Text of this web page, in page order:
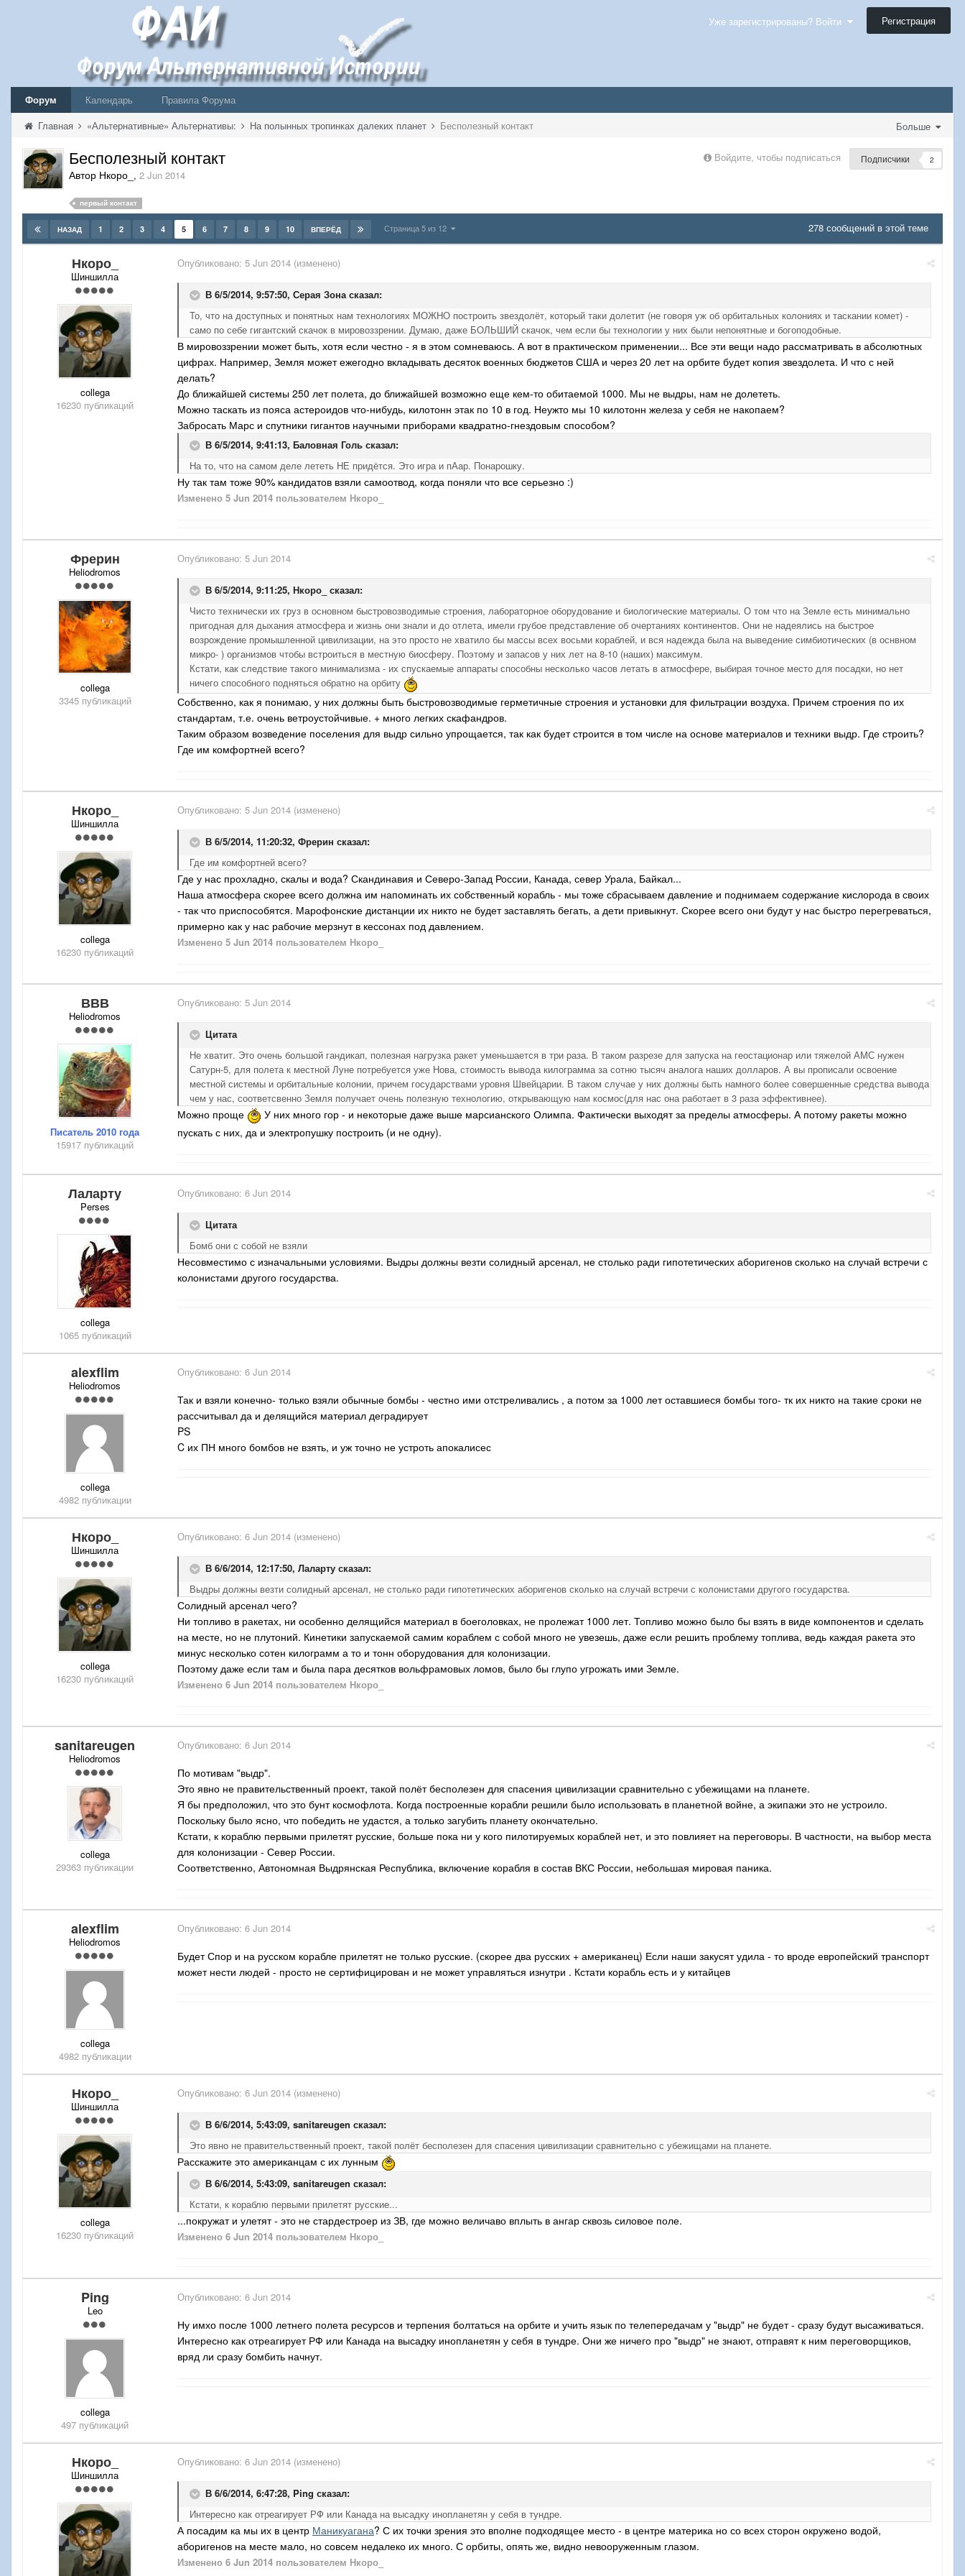
Уже зарегистрированы? Войти Регистрация
Форум Календарь
Правила Форума
Больше
Главная «Альтернативные» Альтернативы: На полынных тропинках далеких планет Бесполезный контакт
Войдите, чтобы подписаться Подписчики 2
Бесполезный контакт
Автор Нкоро_ , 2 Jun 2014
первый контакт
278 сообщений в этой теме
НАЗАД 1 2 3 4 5 6 7 8 9 10 ВПЕРЁД Страница 5 из 12
Нкоро_
Шиншилла
collega
16230 публикаций
Опубликовано: 5 Jun 2014 (изменено)
В 6/5/2014, 9:57:50, Серая Зона сказал:
То, что на доступных и понятных нам технологиях МОЖНО построить звездолёт, который таки долетит (не говоря уж об орбитальных колониях и таскании комет) -
само по себе гигантский скачок в мировоззрении. Думаю, даже БОЛЬШИЙ скачок, чем если бы технологии у них были непонятные и богоподобные.
В мировоззрении может быть, хотя если честно - я в этом сомневаюсь. А вот в практическом применении... Все эти вещи надо рассматривать в абсолютных
цифрах. Например, Земля может ежегодно вкладывать десяток военных бюджетов США и через 20 лет на орбите будет копия звездолета. И что с ней
делать?
До ближайшей системы 250 лет полета, до ближайшей возможно еще кем-то обитаемой 1000. Мы не выдры, нам не долететь.
Можно таскать из пояса астероидов что-нибудь, килотонн этак по 10 в год. Неужто мы 10 килотонн железа у себя не накопаем?
Забросать Марс и спутники гигантов научными приборами квадратно-гнездовым способом?
В 6/5/2014, 9:41:13, Баловная Голь сказал:
На то, что на самом деле лететь НЕ придётся. Это игра и пАар. Понарошку.
Ну так там тоже 90% кандидатов взяли самоотвод, когда поняли что все серьезно :)
Изменено 5 Jun 2014 пользователем Нкоро_
Фрерин
Heliodromos
collega
3345 публикаций
Опубликовано: 5 Jun 2014
В 6/5/2014, 9:11:25, Нкоро_ сказал:
Чисто технически их груз в основном быстровозводимые строения, лабораторное оборудование и биологические материалы. О том что на Земле есть минимально
пригодная для дыхания атмосфера и жизнь они знали и до отлета, имели грубое представление об очертаниях континентов. Они не надеялись на быстрое
возрождение промышленной цивилизации, на это просто не хватило бы массы всех восьми кораблей, и вся надежда была на выведение симбиотических (в оснвном
микро- ) организмов чтобы встроиться в местную биосферу. Поэтому и запасов у них лет на 8-10 (наших) максимум.
Кстати, как следствие такого минимализма - их спускаемые аппараты способны несколько часов летать в атмосфере, выбирая точное место для посадки, но нет
ничего способного подняться обратно на орбиту
Собственно, как я понимаю, у них должны быть быстровозводимые герметичные строения и установки для фильтрации воздуха. Причем строения по их
стандартам, т.е. очень ветроустойчивые. + много легких скафандров.
Таким образом возведение поселения для выдр сильно упрощается, так как будет строится в том числе на основе материалов и техники выдр. Где строить?
Где им комфортней всего?
Нкоро_
Шиншилла
collega
16230 публикаций
Опубликовано: 5 Jun 2014 (изменено)
В 6/5/2014, 11:20:32, Фрерин сказал:
Где им комфортней всего?
Где у нас прохладно, скалы и вода? Скандинавия и Северо-Запад России, Канада, север Урала, Байкал...
Наша атмосфера скорее всего должна им напоминать их собственный корабль - мы тоже сбрасываем давление и поднимаем содержание кислорода в своих
- так что приспособятся. Марофонские дистанции их никто не будет заставлять бегать, а дети привыкнут. Скорее всего они будут у нас быстро перегреваться,
примерно как у нас рабочие мерзнут в кессонах под давлением.
Изменено 5 Jun 2014 пользователем Нкоро_
ВВВ
Heliodromos
Писатель 2010 года
15917 публикаций
Опубликовано: 5 Jun 2014
Цитата
Не хватит. Это очень большой гандикап, полезная нагрузка ракет уменьшается в три раза. В таком разрезе для запуска на геостационар или тяжелой АМС нужен
Сатурн-5, для полета к местной Луне потребуется уже Нова, стоимость вывода килограмма за сотню тысяч аналога наших долларов. А вы прописали освоение
местной системы и орбитальные колонии, причем государствами уровня Швейцарии. В таком случае у них должны быть намного более совершенные средства вывода
чем у нас, соответсвенно Земля получает очень полезную технологию, открывающую нам космос(для нас она работает в 3 раза эффективнее).
Можно проще
У них много гор - и некоторые даже выше марсианского Олимпа. Фактически выходят за пределы атмосферы. А потому ракеты можно
пускать с них, да и электропушку построить (и не одну).
Лаларту
Perses
collega
1065 публикаций
Опубликовано: 6 Jun 2014
Цитата
Бомб они с собой не взяли
Несовместимо с изначальными условиями. Выдры должны везти солидный арсенал, не столько ради гипотетических аборигенов сколько на случай встречи с
колонистами другого государства.
alexflim
Heliodromos
collega
4982 публикации
Опубликовано: 6 Jun 2014
Так и взяли конечно- только взяли обычные бомбы - честно ими отстреливались , а потом за 1000 лет оставшиеся бомбы того- тк их никто на такие сроки не
рассчитывал да и делящийся материал деградирует
PS
C их ПН много бомбов не взять, и уж точно не устроть апокалисес
Нкоро_
Шиншилла
collega
16230 публикаций
Опубликовано: 6 Jun 2014 (изменено)
В 6/6/2014, 12:17:50, Лаларту сказал:
Выдры должны везти солидный арсенал, не столько ради гипотетических аборигенов сколько на случай встречи с колонистами другого государства.
Солидный арсенал чего?
Ни топливо в ракетах, ни особенно делящийся материал в боеголовках, не пролежат 1000 лет. Топливо можно было бы взять в виде компонентов и сделать
на месте, но не плутоний. Кинетики запускаемой самим кораблем с собой много не увезешь, даже если решить проблему топлива, ведь каждая ракета это
минус несколько сотен килограмм а то и тонн оборудования для колонизации.
Поэтому даже если там и была пара десятков вольфрамовых ломов, было бы глупо угрожать ими Земле.
Изменено 6 Jun 2014 пользователем Нкоро_
sanitareugen
Heliodromos
collega
29363 публикации
Опубликовано: 6 Jun 2014
По мотивам "выдр".
Это явно не правительственный проект, такой полёт бесполезен для спасения цивилизации сравнительно с убежищами на планете.
Я бы предположил, что это бунт космофлота. Когда построенные корабли решили было использовать в планетной войне, а экипажи это не устроило.
Поскольку было ясно, что победить не удастся, а только загубить планету окончательно.
Кстати, к кораблю первыми прилетят русские, больше пока ни у кого пилотируемых кораблей нет, и это повлияет на переговоры. В частности, на выбор места
для колонизации - Север России.
Соответственно, Автономная Выдрянская Республика, включение корабля в состав ВКС России, небольшая мировая паника.
alexflim
Heliodromos
collega
4982 публикации
Опубликовано: 6 Jun 2014
Будет Спор и на русском корабле прилетят не только русские. (скорее два русских + американец) Если наши закусят удила - то вроде европейский транспорт
может нести людей - просто не сертифицирован и не может управляться изнутри . Кстати корабль есть и у китайцев
Нкоро_
Шиншилла
collega
16230 публикаций
Опубликовано: 6 Jun 2014 (изменено)
В 6/6/2014, 5:43:09, sanitareugen сказал:
Это явно не правительственный проект, такой полёт бесполезен для спасения цивилизации сравнительно с убежищами на планете.
Расскажите это американцам с их лунным
В 6/6/2014, 5:43:09, sanitareugen сказал:
Кстати, к кораблю первыми прилетят русские...
...покружат и улетят - это не стардестроер из ЗВ, где можно величаво вплыть в ангар сквозь силовое поле.
Изменено 6 Jun 2014 пользователем Нкоро_
Ping
Leo
collega
497 публикаций
Опубликовано: 6 Jun 2014
Ну имхо после 1000 летнего полета ресурсов и терпения болтаться на орбите и учить язык по телепередачам у "выдр" не будет - сразу будут высаживаться.
Интересно как отреагирует РФ или Канада на высадку инопланетян у себя в тундре. Они же ничего про "выдр" не знают, отправят к ним переговорщиков,
вряд ли сразу бомбить начнут.
Нкоро_
Шиншилла
Опубликовано: 6 Jun 2014 (изменено)
В 6/6/2014, 6:47:28, Ping сказал:
Интересно как отреагирует РФ или Канада на высадку инопланетян у себя в тундре.
А посадим ка мы их в центр Маникуагана? С их точки зрения это вполне подходящее место - в центре материка но со всех сторон окружено водой,
аборигенов на месте мало, но совсем недалеко их много. С орбиты, опять же, видно невооруженным глазом.
Изменено 6 Jun 2014 пользователем Нкоро_